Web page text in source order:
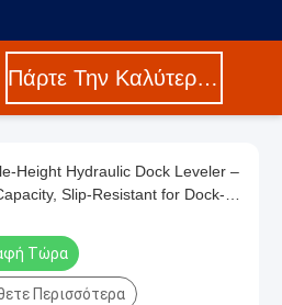
Πάρτε Την Καλύτερη Τιμή
Height Hydraulic Dock Leveler –
Slip-Resistant for Dock-
Τώρα
Περισσότερα